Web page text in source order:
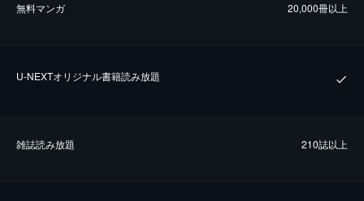
無料マンガ 20,000冊以上
U-NEXTオリジナル書籍読み放題
雑誌読み放題 210誌以上